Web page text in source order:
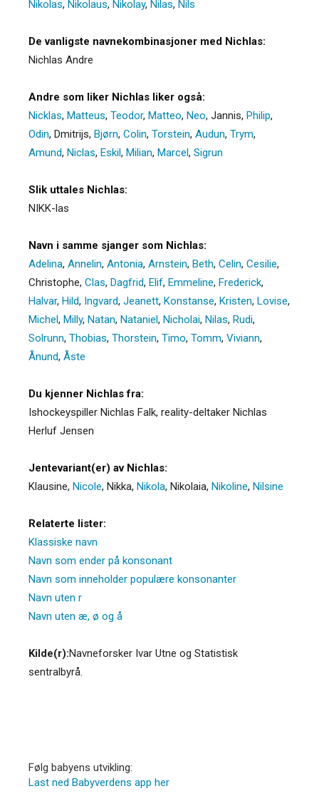
Nikolas, Nikolaus, Nikolay, Nilas, Nils
De vanligste navnekombinasjoner med Nichlas:
Nichlas Andre
Andre som liker Nichlas liker også:
Nicklas, Matteus, Teodor, Matteo, Neo, Jannis, Philip,
Odin, Dmitrijs, Bjørn, Colin, Torstein, Audun, Trym,
Amund, Niclas, Eskil, Milian, Marcel, Sigrun
Slik uttales Nichlas:
NIKK-las
Navn i samme sjanger som Nichlas:
Adelina, Annelin, Antonia, Arnstein, Beth, Celin, Cesilie,
Christophe, Clas, Dagfrid, Elif, Emmeline, Frederick,
Halvar, Hild, Ingvard, Jeanett, Konstanse, Kristen, Lovise,
Michel, Milly, Natan, Nataniel, Nicholai, Nilas, Rudi,
Solrunn, Thobias, Thorstein, Timo, Tomm, Viviann,
Ånund, Åste
Du kjenner Nichlas fra:
Ishockeyspiller Nichlas Falk, reality-deltaker Nichlas
Herluf Jensen
Jentevariant(er) av Nichlas:
Klausine, Nicole, Nikka, Nikola, Nikolaia, Nikoline, Nilsine
Relaterte lister:
Klassiske navn
Navn som ender på konsonant
Navn som inneholder populære konsonanter
Navn uten r
Navn uten æ, ø og å
Kilde(r):Navneforsker Ivar Utne og Statistisk
sentralbyrå.
Følg babyens utvikling:
Last ned Babyverdens app her